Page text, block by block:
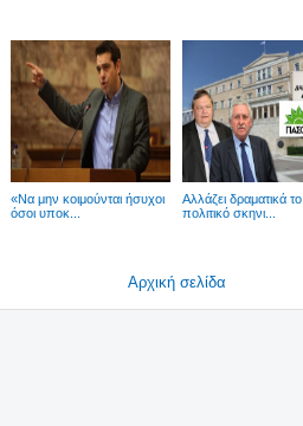
«Να μην κοιμούνται ήσυχοι
όσοι υποκ...
Αλλάζει δραματικά το
πολιτικό σκηνι...
Αρχική σελίδα